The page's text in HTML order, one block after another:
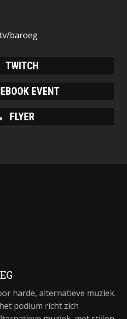
baroeg
TWITCH
EVENT
FLYER
harde, alternatieve muziek.
podium richt zich